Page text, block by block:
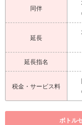
同伴
延長
延長指名
税金・サービス料
ボトル